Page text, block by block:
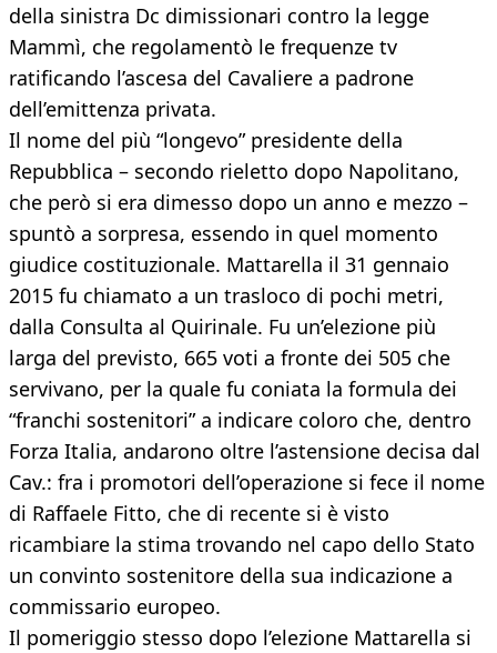
della sinistra Dc dimissionari contro la legge
Mammì, che regolamentò le frequenze tv
ratificando l’ascesa del Cavaliere a padrone
dell’emittenza privata.
Il nome del più “longevo” presidente della
Repubblica – secondo rieletto dopo Napolitano,
che però si era dimesso dopo un anno e mezzo –
spuntò a sorpresa, essendo in quel momento
giudice costituzionale. Mattarella il 31 gennaio
2015 fu chiamato a un trasloco di pochi metri,
dalla Consulta al Quirinale. Fu un’elezione più
larga del previsto, 665 voti a fronte dei 505 che
servivano, per la quale fu coniata la formula dei
“franchi sostenitori” a indicare coloro che, dentro
Forza Italia, andarono oltre l’astensione decisa dal
Cav.: fra i promotori dell’operazione si fece il nome
di Raffaele Fitto, che di recente si è visto
ricambiare la stima trovando nel capo dello Stato
un convinto sostenitore della sua indicazione a
commissario europeo.
Il pomeriggio stesso dopo l’elezione Mattarella si